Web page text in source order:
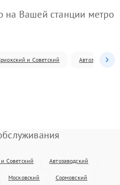
на Вашей станции метро
и Советский Автозаводский
Советский Автозаводский
Московский Сормовский